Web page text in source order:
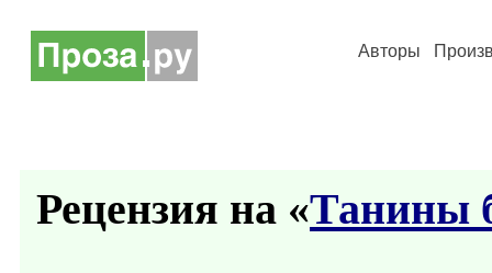
Авторы
Рецензия на «Танины